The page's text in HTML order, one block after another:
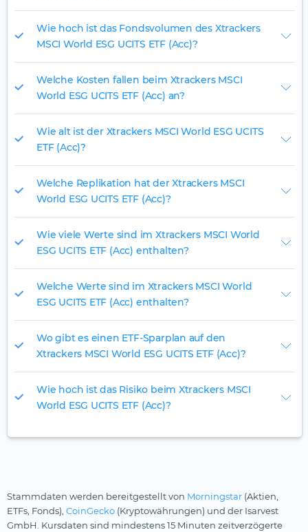
Wie hoch ist das Fondsvolumen des Xtrackers
MSCI World ESG UCITS ETF (Acc)?
Welche Kosten fallen beim Xtrackers MSCI
World ESG UCITS ETF (Acc) an?
Wie alt ist der Xtrackers MSCI World ESG UCITS
ETF (Acc)?
Welche Replikation hat der Xtrackers MSCI
World ESG UCITS ETF (Acc)?
Wie viele Werte sind im Xtrackers MSCI World
ESG UCITS ETF (Acc) enthalten?
Welche Werte sind im Xtrackers MSCI World
ESG UCITS ETF (Acc) enthalten?
Wo gibt es einen ETF-Sparplan auf den
Xtrackers MSCI World ESG UCITS ETF (Acc)?
Wie hoch ist das Risiko beim Xtrackers MSCI
World ESG UCITS ETF (Acc)?
Stammdaten werden bereitgestellt von Morningstar (Aktien,
ETFs, Fonds), CoinGecko (Kryptowährungen) und der Isarvest
GmbH. Kursdaten sind mindestens 15 Minuten zeitverzögerte